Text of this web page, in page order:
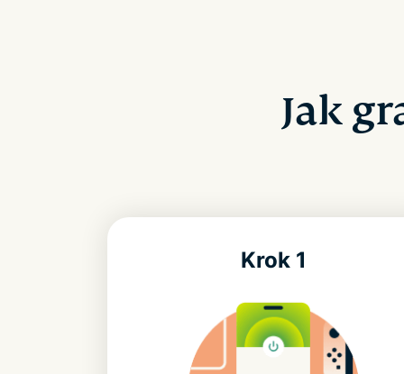
Jak
Krok 1